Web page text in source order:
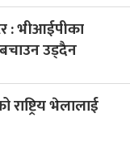
: भीआईपीका
उड्दैन
भेलालाई